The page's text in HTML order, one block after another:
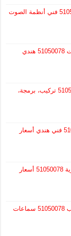
تركيب نظام صوتي مركزي 51050078 فني أنظمة الصوت
فني تركيب سماعات سقف الكويت 51050078 هندي
فني شبكات إنترنت الكويت 51050078 تركيب، برمجة،
انتركم باناسونيك الكويت 51050078 فني هندي أسعار
فني تركيب سماعات سقف الجابرية 51050078 أسعار
فني تركيب سماعات سقف الشعب 51050078 سماعات